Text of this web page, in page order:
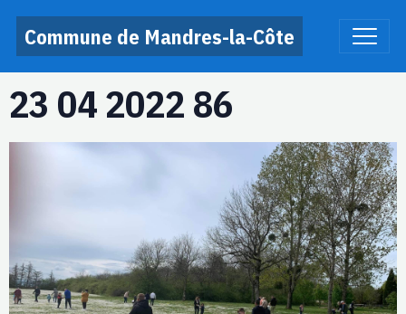
Commune de Mandres-la-Côte
23 04 2022 86